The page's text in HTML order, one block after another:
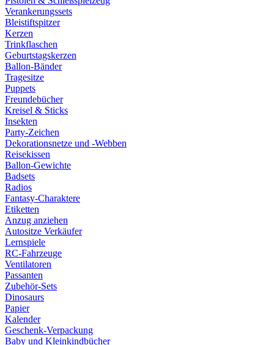
Verankerungssets
Bleistiftspitzer
Kerzen
Trinkflaschen
Geburtstagskerzen
Ballon-Bänder
Tragesitze
Puppets
Freundebücher
Kreisel & Sticks
Insekten
Party-Zeichen
Dekorationsnetze und -Webben
Reisekissen
Ballon-Gewichte
Badsets
Radios
Fantasy-Charaktere
Etiketten
Anzug anziehen
Autositze Verkäufer
Lernspiele
RC-Fahrzeuge
Ventilatoren
Passanten
Zubehör-Sets
Dinosaurs
Papier
Kalender
Geschenk-Verpackung
Baby und Kleinkindbücher